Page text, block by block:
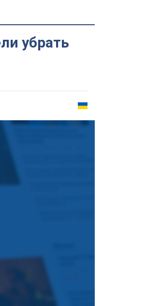
убрать